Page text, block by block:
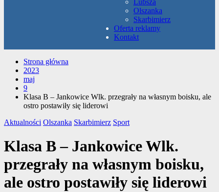
Lubsza
Olszanka
Skarbimierz
Oferta reklamy
Kontakt
Strona główna
2023
maj
9
Klasa B – Jankowice Wlk. przegrały na własnym boisku, ale
ostro postawiły się liderowi
Aktualności Olszanka Skarbimierz Sport
Klasa B – Jankowice Wlk.
przegrały na własnym boisku,
ale ostro postawiły się liderowi